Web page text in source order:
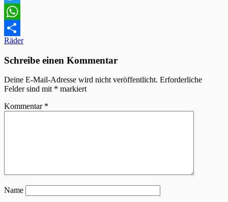
Twitter
WhatsApp
Teilen
Beitragsnavigation
Räder
Schreibe einen Kommentar
Deine E-Mail-Adresse wird nicht veröffentlicht. Erforderliche
Felder sind mit * markiert
Kommentar *
Name